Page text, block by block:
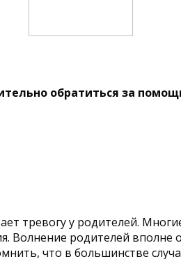
обратиться за
тревогу у родителей.
Волнение родителей
что в большинстве